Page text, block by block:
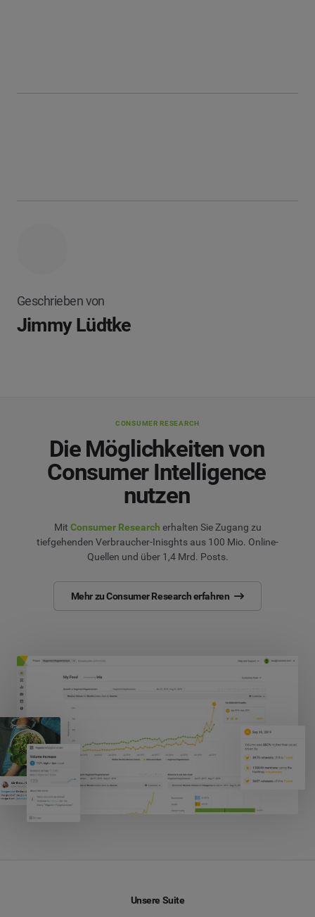
Geschrieben von
Jimmy Lüdtke
CONSUMER RESEARCH
Die Möglichkeiten von
Consumer Intelligence
nutzen
Mit Consumer Research erhalten Sie Zugang zu
tiefgehenden Verbraucher-Inisghts aus 100 Mio. Online-
Quellen und über 1,4 Mrd. Posts.
Mehr zu Consumer Research erfahren
Unsere Suite